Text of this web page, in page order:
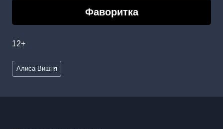
Фаворитка
12+
Метки
записи:
Алиса Вишня